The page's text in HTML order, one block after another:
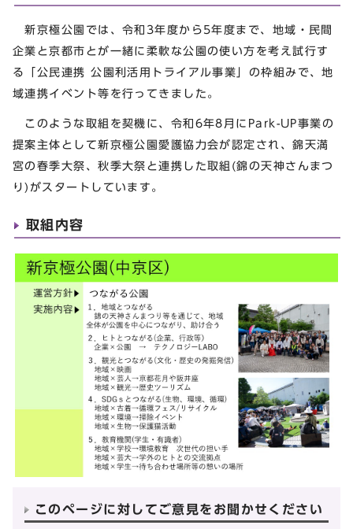
新京極公園では、令和3年度から5年度まで、地域・民間
企業と京都市とが一緒に柔軟な公園の使い方を考え試行す
る「公民連携 公園利活用トライアル事業」の枠組みで、地
域連携イベント等を行ってきました。
このような取組を契機に、令和6年8月にPark-UP事業の
提案主体として新京極公園愛護協力会が認定され、錦天満
宮の春季大祭、秋季大祭と連携した取組(錦の天神さんまつ
り)がスタートしています。
取組内容
このページに対してご意見をお聞かせください